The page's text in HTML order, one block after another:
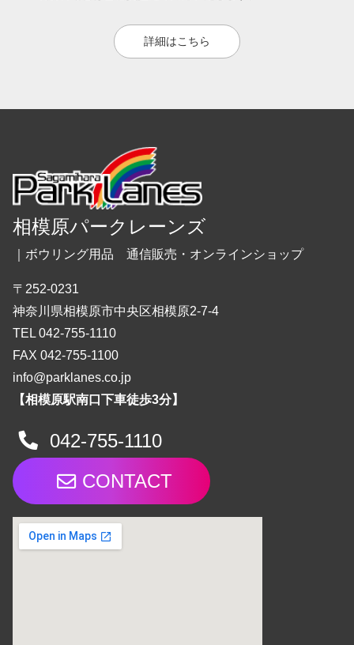
詳細はこちら
相模原パークレーンズ
｜ボウリング用品 通信販売・オンラインショップ
〒252-0231
神奈川県相模原市中央区相模原2-7-4
TEL 042-755-1110
FAX 042-755-1100
info@parklanes.co.jp
【相模原駅南口下車徒歩3分】
042-755-1110
CONTACT